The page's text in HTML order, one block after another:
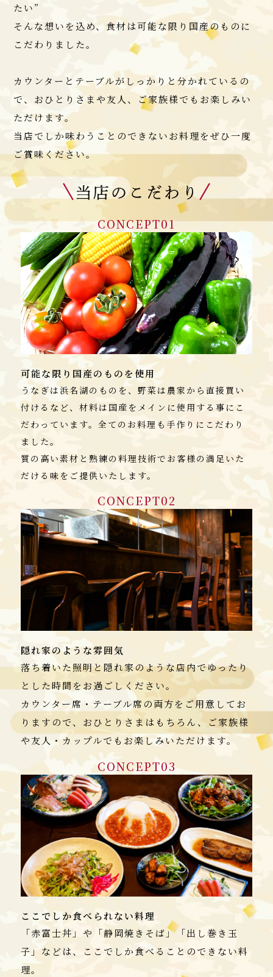
たい”
そんな想いを込め、食材は可能な限り国産のものに
こだわりました。
カウンターとテーブルがしっかりと分かれているの
で、おひとりさまや友人、ご家族様でもお楽しみい
ただけます。
当店でしか味わうことのできないお料理をぜひ一度
ご賞味ください。
CONCEPT01
可能な限り国産のものを使用
うなぎは浜名湖のものを、野菜は農家から直接買い
付けるなど、材料は国産をメインに使用する事にこ
だわっています。全てのお料理も手作りにこだわり
ました。
質の高い素材と熟練の料理技術でお客様の満足いた
だける味をご提供いたします。
CONCEPT02
隠れ家のような雰囲気
落ち着いた照明と隠れ家のような店内でゆったり
とした時間をお過ごしください。
カウンター席・テーブル席の両方をご用意してお
りますので、おひとりさまはもちろん、ご家族様
や友人・カップルでもお楽しみいただけます。
CONCEPT03
ここでしか食べられない料理
「赤富士丼」や「静岡焼きそば」「出し巻き玉
子」などは、ここでしか食べることのできない料
理。